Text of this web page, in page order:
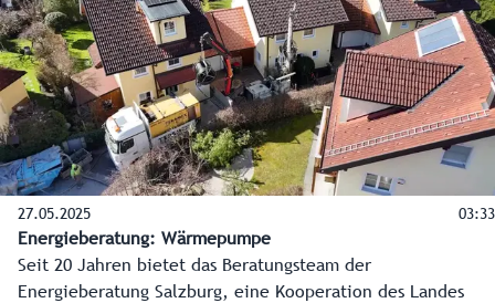
27.05.2025 03:33
Energieberatung: Wärmepumpe
Seit 20 Jahren bietet das Beratungsteam der
Energieberatung Salzburg, eine Kooperation des Landes